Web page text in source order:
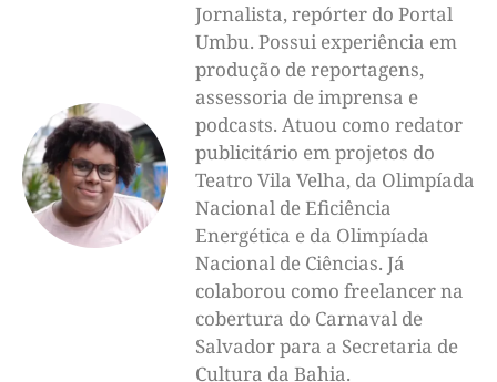
Jornalista, repórter do Portal
Umbu. Possui experiência em
produção de reportagens,
assessoria de imprensa e
podcasts. Atuou como redator
publicitário em projetos do
Teatro Vila Velha, da Olimpíada
Nacional de Eficiência
Energética e da Olimpíada
Nacional de Ciências. Já
colaborou como freelancer na
cobertura do Carnaval de
Salvador para a Secretaria de
Cultura da Bahia.